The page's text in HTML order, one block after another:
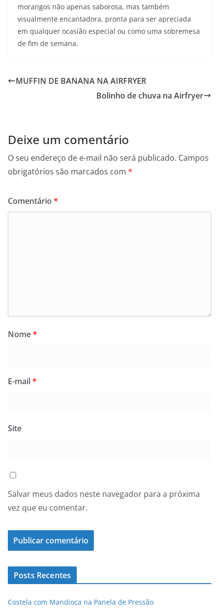
morangos não apenas saborosa, mas também
visualmente encantadora, pronta para ser apreciada
em qualquer ocasião especial ou como uma sobremesa
de fim de semana.
MUFFIN DE BANANA NA AIRFRYER
Bolinho de chuva na Airfryer
Deixe um comentário
O seu endereço de e-mail não será publicado. Campos
obrigatórios são marcados com *
Comentário *
Nome*
E-mail*
Site
Salvar meus dados neste navegador para a próxima
vez que eu comentar.
Posts Recentes
Costela com Mandioca na Panela de Pressão